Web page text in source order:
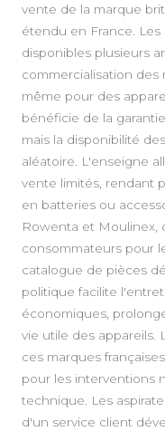
vente de la marque
étendu en France.
disponibles plusieurs
commercialisation des
même pour des
bénéficie de la
mais la disponibilité
aléatoire. L'enseigne
vente limités, rendant
en batteries ou
Rowenta et Moulinex,
consommateurs pour
catalogue de pièces
politique facilite
économiques,
vie utile des appareils.
ces marques
pour les interventions
technique. Les
d'un service client